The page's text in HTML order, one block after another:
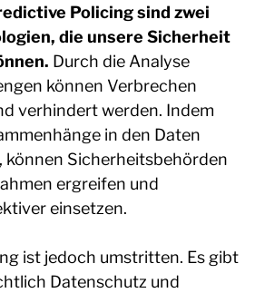
Policing sind zwei
die unsere Sicherheit
Durch die Analyse
können Verbrechen
verhindert werden. Indem
in den Daten
können Sicherheitsbehörden
ergreifen und
einsetzen.
ist jedoch umstritten. Es gibt
Datenschutz und